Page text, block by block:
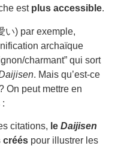
est plus accessible.
い) par exemple,
archaïque
charmant” qui sort
. Mais qu’est-ce
On peut mettre en
:
citations, le Daijisen
créés pour illustrer les